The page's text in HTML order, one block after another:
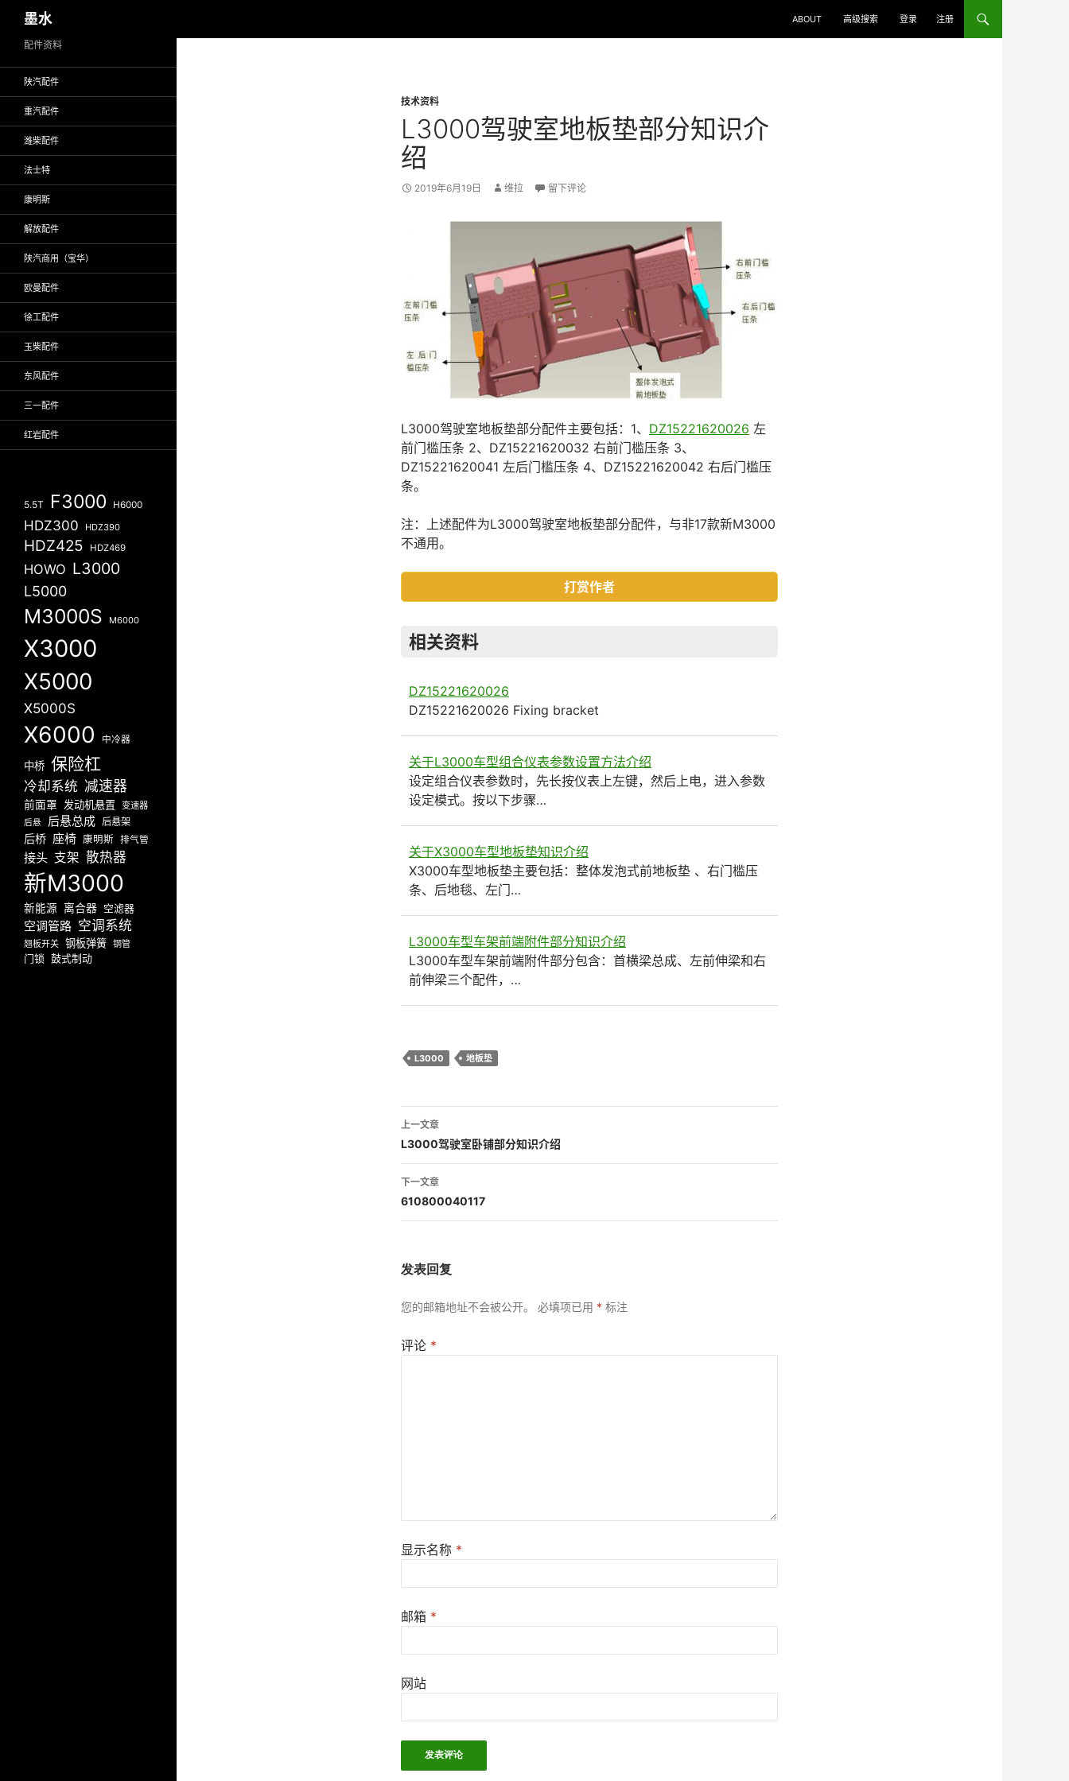
至
墨水 ABOUT 高级搜索 登录 注册
技术资料
L3000驾驶室地板垫部分知识介
绍
2019年6月19日 维拉 留下评论
L3000驾驶室地板垫部分配件主要包括：1、 DZ15221620026 左
前门槛压条 2、DZ15221620032 右前门槛压条 3、
DZ15221620041 左后门槛压条 4、DZ15221620042 右后门槛压
条。
注：上述配件为L3000驾驶室地板垫部分配件，与非17款新M3000
不通用。
打赏作者
相关资料
DZ15221620026
DZ15221620026 Fixing bracket
关于L3000车型组合仪表参数设置方法介绍
设定组合仪表参数时，先长按仪表上左键，然后上电，进入参数
设定模式。按以下步骤…
关于X3000车型地板垫知识介绍
X3000车型地板垫主要包括：整体发泡式前地板垫 、右门槛压
条、后地毯、左门…
L3000车型车架前端附件部分知识介绍
L3000车型车架前端附件部分包含：首横梁总成、左前伸梁和右
前伸梁三个配件，…
L3000 地板垫
文
章
导
航
上一文章
L3000驾驶室卧铺部分知识介绍
下一文章
610800040117
发表回复
您的邮箱地址不会被公开。 必填项已用 * 标注
评论 *
显示名称 *
邮箱 *
网站
配件资料
陕汽配件
重汽配件
潍柴配件
法士特
康明斯
解放配件
陕汽商用（宝华）
欧曼配件
徐工配件
玉柴配件
东风配件
三一配件
红岩配件
5.5T F3000 H6000
HDZ300 HDZ390
HDZ425 HDZ469
HOWO L3000
L5000
M3000S M6000
X3000
X5000
X5000S
X6000 中冷器
中桥 保险杠
冷却系统 减速器
前面罩 发动机悬置 变速器
后悬 后悬总成 后悬架
后桥 座椅 康明斯 排气管
接头 支架 散热器
新M3000
新能源 离合器 空滤器
空调管路 空调系统
翘板开关 钢板弹簧 钢管
门锁 鼓式制动